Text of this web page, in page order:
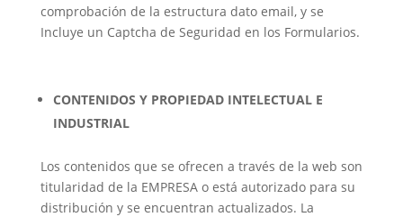
comprobación de la estructura dato email, y se
Incluye un Captcha de Seguridad en los Formularios.
CONTENIDOS Y PROPIEDAD INTELECTUAL E
INDUSTRIAL
Los contenidos que se ofrecen a través de la web son
titularidad de la EMPRESA o está autorizado para su
distribución y se encuentran actualizados. La